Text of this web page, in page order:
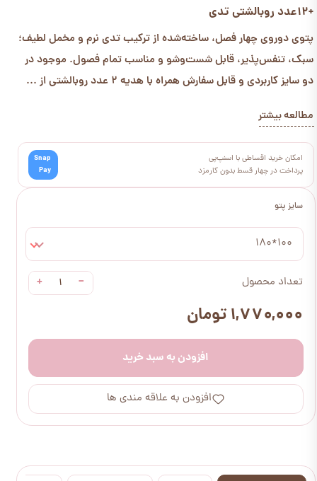
سایز پتو
100*180
تعداد محصول −
+
۱,۷۷۰,۰۰۰ تومان
افزودن به سبد خرید
افزودن به علاقه مندی ها
+12عدد روبالشتی تدی
پتوی دوروی چهار فصل، ساخته‌شده از ترکیب تدی نرم و مخمل لطیف؛
سبک، تنفس‌پذیر، قابل شست‌وشو و مناسب تمام فصول. موجود در
دو سایز کاربردی و قابل سفارش همراه با هدیه 2 عدد روبالشتی از ...
مطالعه بیشتر
امکان خرید اقساطی با اسنپ‌پی
پرداخت در چهار قسط بدون کارمزد
Snap
Pay